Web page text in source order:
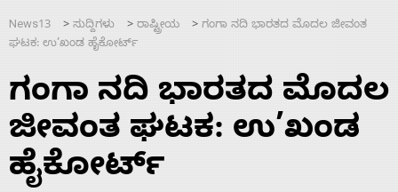
News13 > ಸುದ್ದಿಗಳು > ರಾಷ್ಟ್ರೀಯ > ಗಂಗಾ ನದಿ ಭಾರತದ ಮೊದಲ ಜೀವಂತ
ಘಟಕ: ಉ’ಖಂಡ ಹೈಕೋರ್ಟ್
ಗಂಗಾ ನದಿ ಭಾರತದ ಮೊದಲ
ಜೀವಂತ ಘಟಕ: ಉ’ಖಂಡ
ಹೈಕೋರ್ಟ್